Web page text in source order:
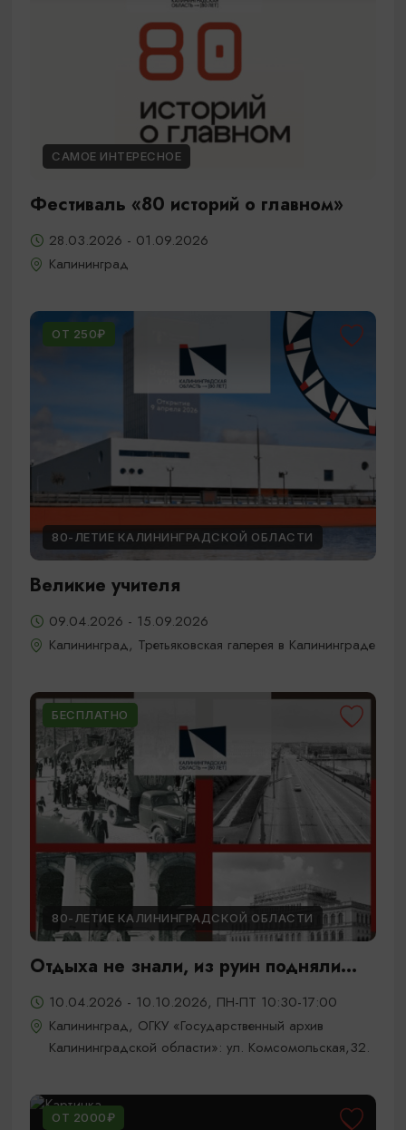
САМОЕ ИНТЕРЕСНОЕ
Фестиваль «80 историй о главном»
28.03.2026 - 01.09.2026
Калининград
ОТ 250₽
80-ЛЕТИЕ КАЛИНИНГРАДСКОЙ ОБЛАСТИ
Великие учителя
09.04.2026 - 15.09.2026
Калининград, Третьяковская галерея в Калининграде
БЕСПЛАТНО
80-ЛЕТИЕ КАЛИНИНГРАДСКОЙ ОБЛАСТИ
Отдыха не знали, из руин подняли...
10.04.2026 - 10.10.2026, ПН-ПТ 10:30-17:00
Калининград, ОГКУ «Государственный архив
Калининградской области»: ул. Комсомольская,32.
ОТ 2000₽